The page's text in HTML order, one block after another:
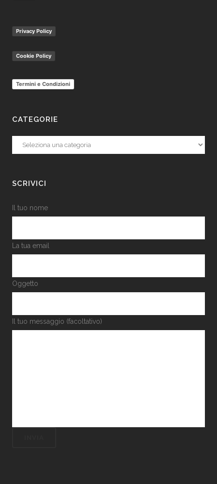
Privacy Policy
Cookie Policy
Termini e Condizioni
CATEGORIE
Categorie
SCRIVICI
Il tuo nome
La tua email
Oggetto
Il tuo messaggio (facoltativo)